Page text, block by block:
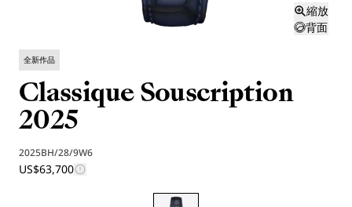
縮放
背面
全新作品
Classique Souscription
2025
2025BH/28/9W6
US$63,700